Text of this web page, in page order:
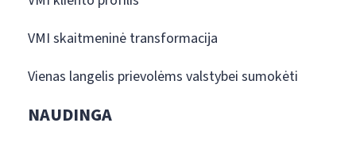
VMI skaitmeninė transformacija
Vienas langelis prievolėms valstybei sumokėti
NAUDINGA